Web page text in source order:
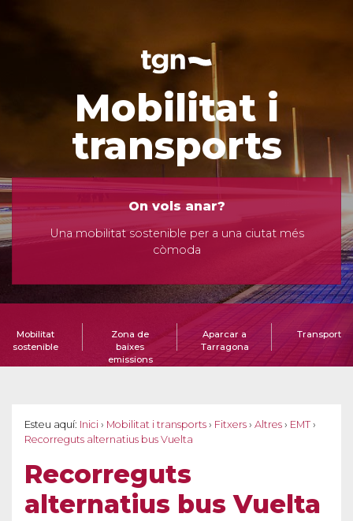
Mobilitat i
transports
On vols anar?
Una mobilitat sostenible per a una ciutat més
còmoda
Mobilitat
sostenible
Zona de
baixes
emissions
Aparcar a
Tarragona
Transport
Esteu aquí: Inici › Mobilitat i transports › Fitxers › Altres › EMT ›
Recorreguts alternatius bus Vuelta
Recorreguts
alternatius bus Vuelta